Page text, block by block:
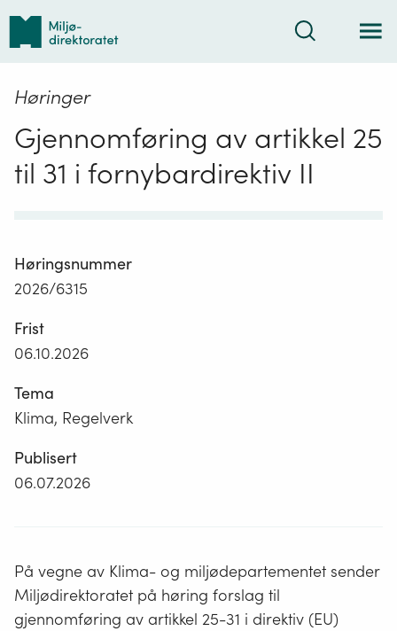
Tilbake
forsiden
Søk
Høringer
Gjennomføring av artikkel 25
til 31 i fornybardirektiv II
Høringsnummer
2026/6315
Frist
06.10.2026
Tema
Klima, Regelverk
Publisert
06.07.2026
På vegne av Klima- og miljødepartementet sender
Miljødirektoratet på høring forslag til
gjennomføring av artikkel 25-31 i direktiv (EU)